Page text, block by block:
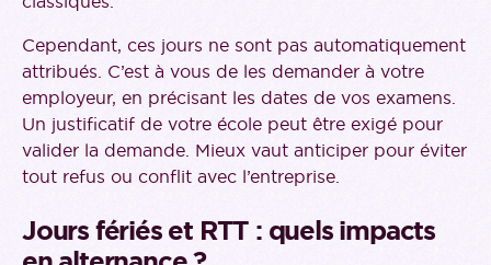
Cependant, ces jours ne sont pas automatiquement
attribués. C’est à vous de les demander à votre
employeur, en précisant les dates de vos examens.
Un justificatif de votre école peut être exigé pour
valider la demande. Mieux vaut anticiper pour éviter
tout refus ou conflit avec l’entreprise.
Jours fériés et RTT : quels impacts